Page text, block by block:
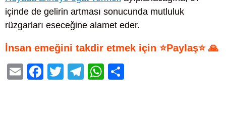
içinde de gelirin artması sonucunda mutluluk
rüzgarları eseceğine alamet eder.
İnsan emeğini takdir etmek için ⭐Paylaş⭐ 🙏
E
F
T
T
W